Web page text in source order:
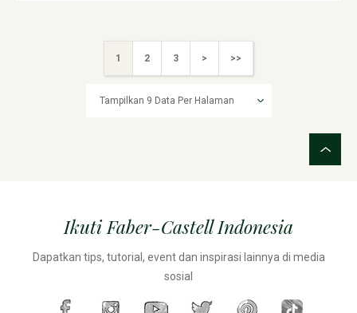
1 2 3 > >>
Ikuti Faber-Castell Indonesia
Dapatkan tips, tutorial, event dan inspirasi lainnya di media
sosial